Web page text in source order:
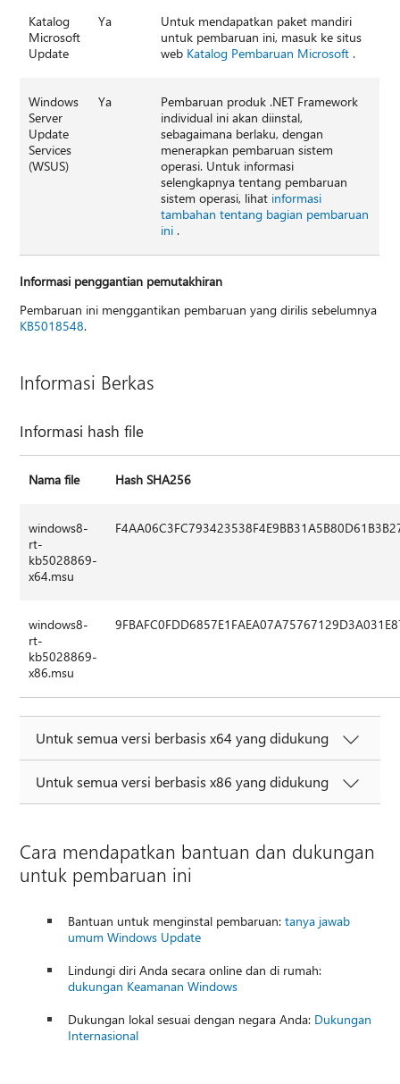
Katalog
Microsoft
Update
Ya
Untuk mendapatkan paket mandiri
untuk pembaruan ini, masuk ke situs
web Katalog Pembaruan Microsoft .
Windows
Server
Update
Services
(WSUS)
Ya
Pembaruan produk .NET Framework
individual ini akan diinstal,
sebagaimana berlaku, dengan
menerapkan pembaruan sistem
operasi. Untuk informasi
selengkapnya tentang pembaruan
sistem operasi, lihat informasi
tambahan tentang bagian pembaruan
ini .
Informasi penggantian pemutakhiran
Pembaruan ini menggantikan pembaruan yang dirilis sebelumnya
KB5018548.
Informasi Berkas
Informasi hash file
Nama file Hash SHA256
windows8-
rt-
kb5028869-
x64.msu
windows8-
rt-
kb5028869-
x86.msu
Untuk semua versi berbasis x64 yang didukung
Untuk semua versi berbasis x86 yang didukung
Cara mendapatkan bantuan dan dukungan
untuk pembaruan ini
Bantuan untuk menginstal pembaruan:tanya jawab
umum Windows Update
Lindungi diri Anda secara online dan di rumah:
dukungan Keamanan Windows
Dukungan lokal sesuai dengan negara Anda: Dukungan
Internasional